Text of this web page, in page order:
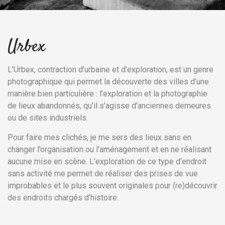
Urbex
L’Urbex, contraction d’urbaine et d’exploration, est un genre
photographique qui permet la découverte des villes d’une
manière bien particulière : l’exploration et la photographie
de lieux abandonnés, qu’il s’agisse d’anciennes demeures
ou de sites industriels.
Pour faire mes clichés, je me sers des lieux sans en
changer l’organisation ou l’aménagement et en ne réalisant
aucune mise en scène. L’exploration de ce type d’endroit
sans activité me permet de réaliser des prises de vue
improbables et le plus souvent originales pour (re)découvrir
des endroits chargés d’histoire.